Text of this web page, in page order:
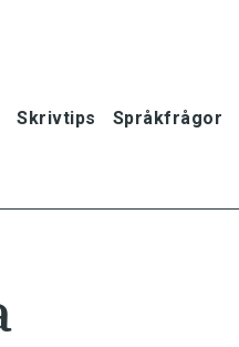
Skrivtips Språkfrågor